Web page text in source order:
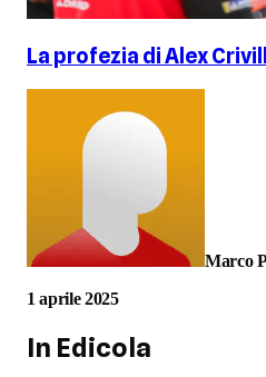
La profezia di Alex
Marco
1 aprile 2025
In Edicola